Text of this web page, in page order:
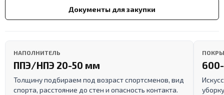
Документы для закупки
НАПОЛНИТЕЛЬ
ППЭ/НПЭ 20-50 мм
Толщину подбираем под возраст спортсменов, вид
спорта, расстояние до стен и опасность контакта.